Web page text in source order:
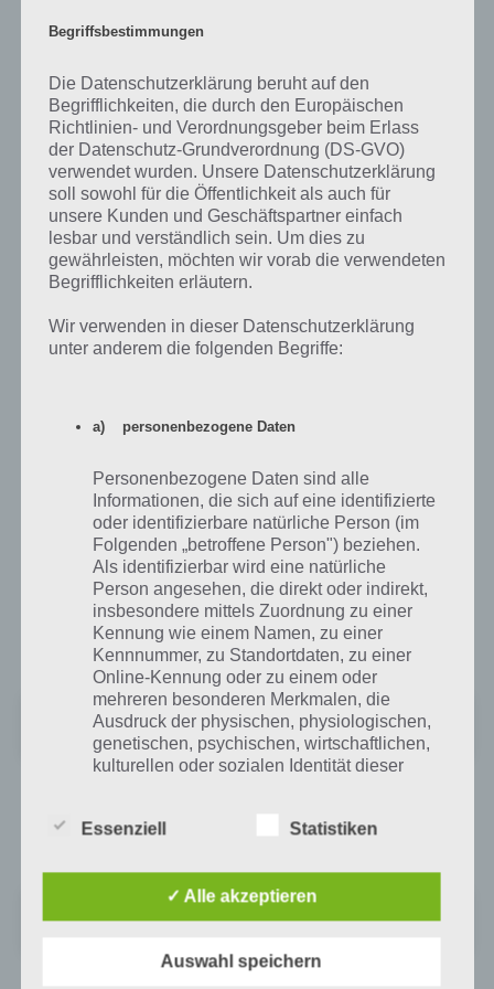
Download für Android, iOS und Windows
Phone
Die Spiele App Wo ist mein Micky ist gleich zu Beginn in allen großen
App Stores erschienen: Im Google Play Store für Android, im iTunes
App Store für iPhone, iPad und iPod Touch und im Windows Phone
Store.
Micky XL kostet aber auch entsprechend mehr. Nachfolgend also
denn eine kostenlose Testversion gibt es nicht.
Hier geht es zum Download von Wo ist mein Micky im Google Play
Store für Android. Preislich sind hier in Deutschland wie bei fast
jedem Disney Spiel 0,76 Euro angesetzt. Der preis von Wo ist mein
Micky kann sich natürlich jederzeit ändern, also schau im Google
Play Store nach, wie teuer das Spiel ist, wenn du es kaufen willst. Es
wird dabei mindestens Android 2.2 benötigt.
Wo ist mein Micky?
Preis:2,09 € +
Micky für alle Plattformen gilt. Hier geht es zum iTunes App Store:
Wo ist mein Micky?
Begriffsbestimmungen
Die Datenschutzerklärung beruht auf den
Begrifflichkeiten, die durch den Europäischen
Richtlinien- und Verordnungsgeber beim Erlass
der Datenschutz-Grundverordnung (DS-GVO)
verwendet wurden. Unsere Datenschutzerklärung
soll sowohl für die Öffentlichkeit als auch für
unsere Kunden und Geschäftspartner einfach
lesbar und verständlich sein. Um dies zu
gewährleisten, möchten wir vorab die verwendeten
Begrifflichkeiten erläutern.
Wir verwenden in dieser Datenschutzerklärung
unter anderem die folgenden Begriffe:
a) personenbezogene Daten
Personenbezogene Daten sind alle
Informationen, die sich auf eine identifizierte
oder identifizierbare natürliche Person (im
Folgenden „betroffene Person") beziehen.
Als identifizierbar wird eine natürliche
Person angesehen, die direkt oder indirekt,
insbesondere mittels Zuordnung zu einer
Kennung wie einem Namen, zu einer
Kennnummer, zu Standortdaten, zu einer
Online-Kennung oder zu einem oder
mehreren besonderen Merkmalen, die
Ausdruck der physischen, physiologischen,
genetischen, psychischen, wirtschaftlichen,
kulturellen oder sozialen Identität dieser
identifizierbare natürliche Person, deren
Essenziell Statistiken
✓ Alle akzeptieren
Auswahl speichern